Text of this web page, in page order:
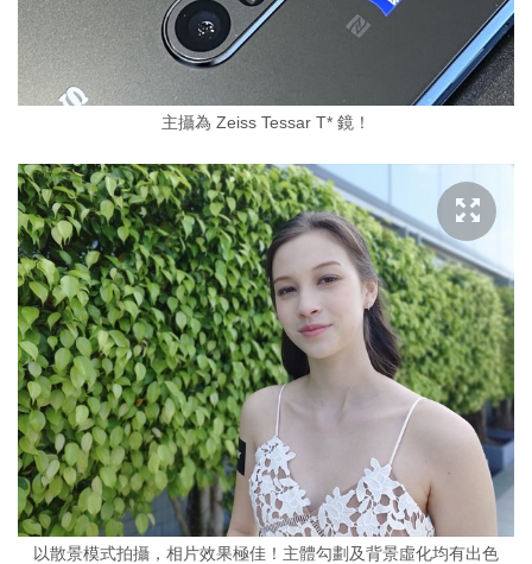
主攝為 Zeiss Tessar T* 鏡！
以散景模式拍攝，相片效果極佳！主體勾劃及背景虛化均有出色